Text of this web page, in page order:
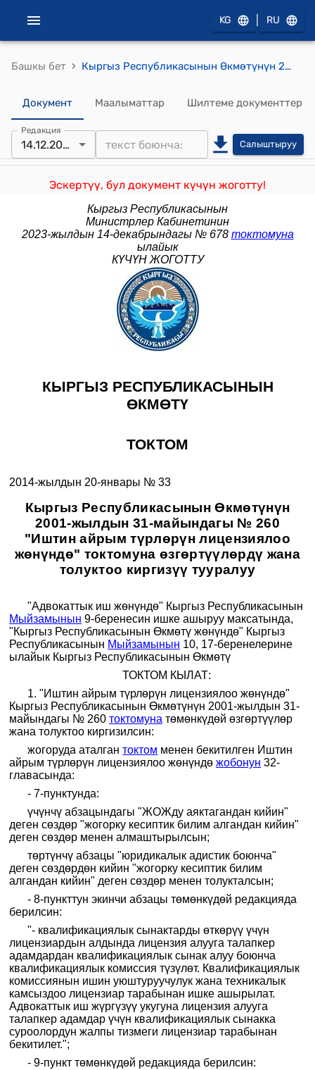
KG RU
Башкы бет › Кыргыз Республикасынын Өкмөтүнүн 2014-жылдын 20-январындагы № 33 "Кыргыз Республикасынын Өкмөтүнүн 2001-жылдын 31-майындагы № 260 "Иштин айрым түрлөрүн лицензиялоо жөнүндө" токтомуна өзгөртүүлөрдү жана толуктоо киргизүү тууралуу" токтому
Документ Маалыматтар Шилтеме документтер
Редакция
14.12.2023 Салыштыруу
Эскертүү, бул документ күчүн жоготту!